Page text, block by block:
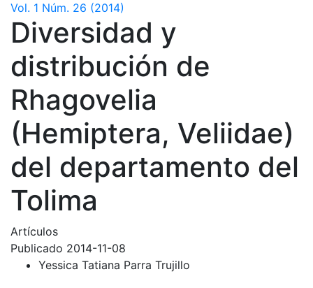
Vol. 1 Núm. 26 (2014)
Diversidad y
distribución de
Rhagovelia
(Hemiptera, Veliidae)
del departamento del
Tolima
Artículos
Publicado 2014-11-08
Yessica Tatiana Parra Trujillo